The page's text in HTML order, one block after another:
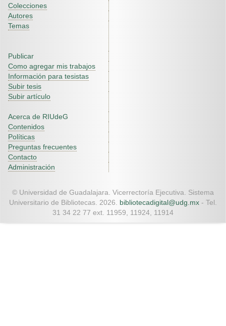
Colecciones
Autores
Temas
Publicar
Como agregar mis trabajos
Información para tesistas
Subir tesis
Subir artículo
Acerca de RIUdeG
Contenidos
Políticas
Preguntas frecuentes
Contacto
Administración
© Universidad de Guadalajara. Vicerrectoría Ejecutiva. Sistema
Universitario de Bibliotecas. 2026. bibliotecadigital@udg.mx - Tel.
31 34 22 77 ext. 11959, 11924, 11914